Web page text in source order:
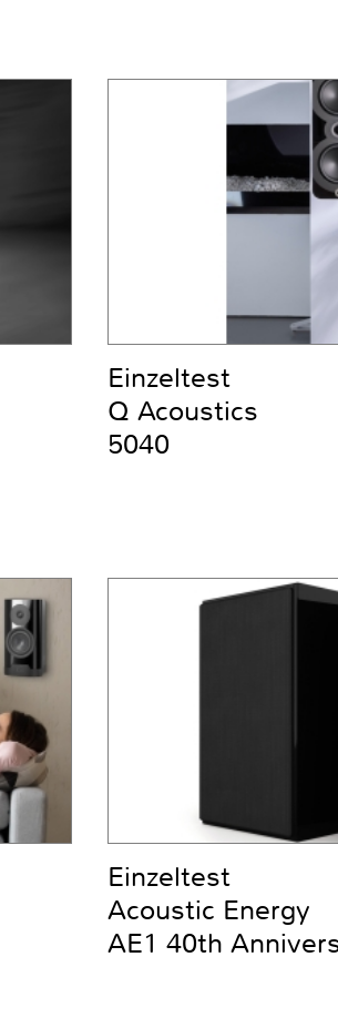
Einzeltest
Q Acoustics
5040
Einzeltest
Acoustic Energy
AE1 40th